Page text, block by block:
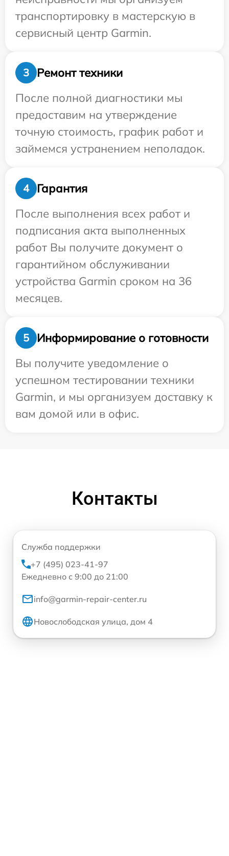
транспортировку в мастерскую в
сервисный центр Garmin.
3
Ремонт техники
После полной диагностики мы
предоставим на утверждение
точную стоимость, график работ и
займемся устранением неполадок.
4
Гарантия
После выполнения всех работ и
подписания акта выполненных
работ Вы получите документ о
гарантийном обслуживании
устройства Garmin сроком на 36
месяцев.
5
Информирование о готовности
Вы получите уведомление о
успешном тестировании техники
Garmin, и мы организуем доставку к
вам домой или в офис.
Контакты
Служба поддержки
+7 (495) 023-41-97
Ежедневно с 9:00 до 21:00
info@garmin-repair-center.ru
Новослободская улица, дом 4